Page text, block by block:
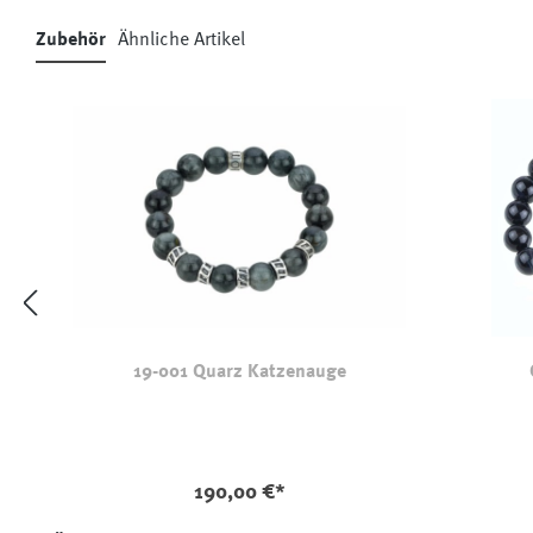
Zubehör Ähnliche Artikel
19-001 Quarz Katzenauge
190,00 €*